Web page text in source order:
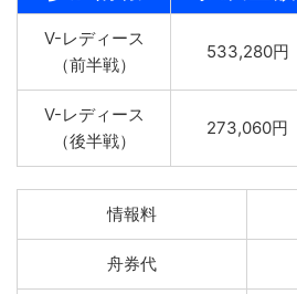
V-レディース
（前半戦）
533,280円
V-レディース
（後半戦）
273,060円
情報料
舟券代